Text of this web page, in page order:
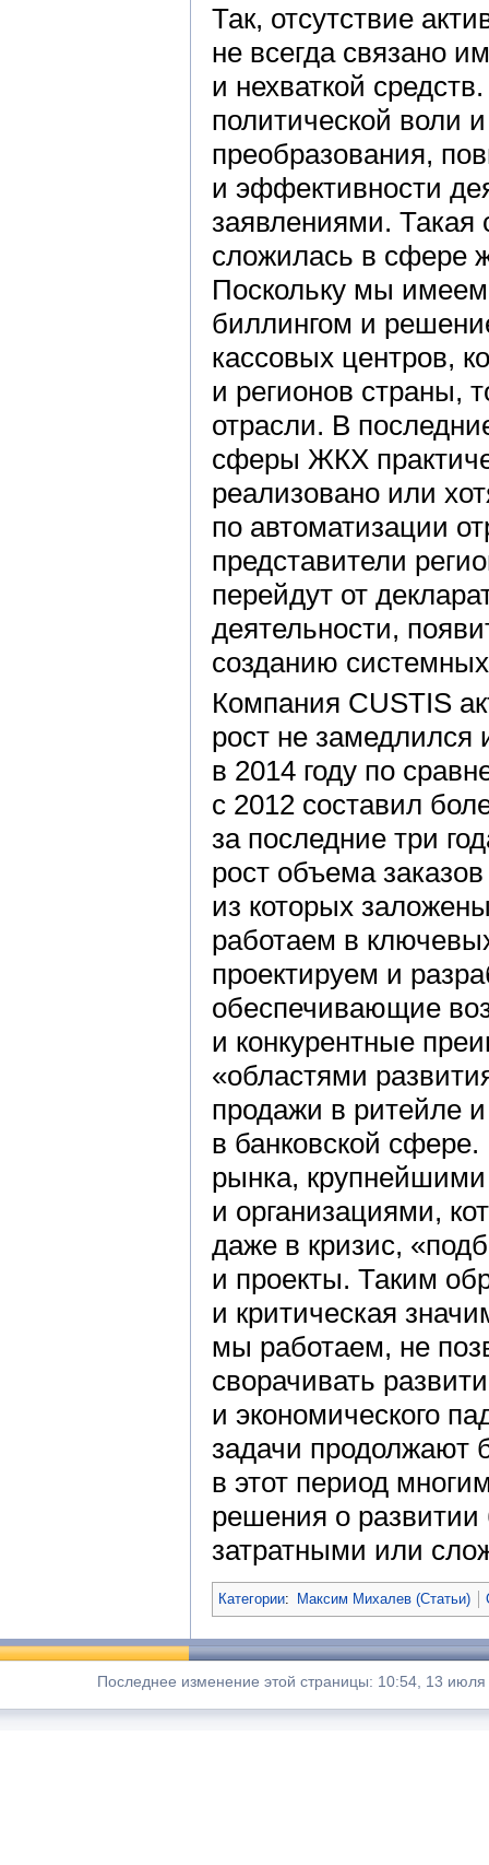
Так, отсутствие
не всегда связано
и нехваткой
политической воли
преобразования,
и эффективности
заявлениями. Такая
сложилась в сфере
Поскольку мы
биллингом и
кассовых центров,
и регионов страны,
отрасли. В
сферы ЖКХ
реализовано или
по автоматизации
представители
перейдут от
деятельности,
созданию
Компания CUSTIS
рост не замедлился
в 2014 году по
с 2012 составил
за последние три
рост объема
из которых
работаем в
проектируем и
обеспечивающие
и конкурентные
«областями
продажи в ритейле
в банковской
рынка,
и организациями,
даже в кризис,
и проекты. Таким
и критическая
мы работаем, не
сворачивать
и экономического
задачи продолжают
в этот период
решения о развитии
затратными или
Категории: Максим Михалев (Статьи)
Последнее изменение этой страницы: 10:54, 13